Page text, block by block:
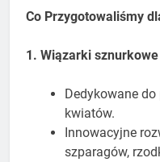
Co Przygotowaliśmy
1. Wiązarki
Dedykowane
kwiatów.
Innowacyjne
szparagów,